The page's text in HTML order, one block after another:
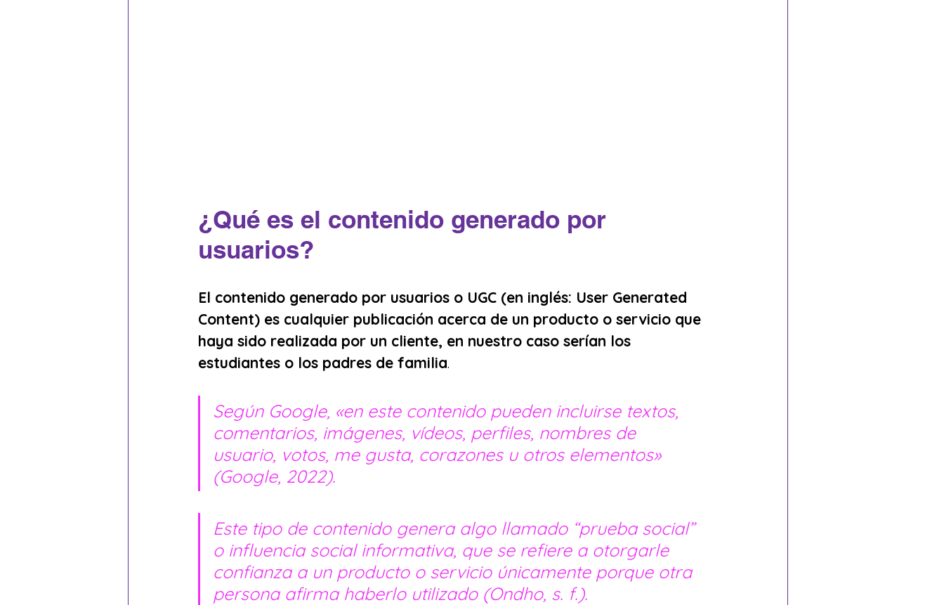
¿Qué es el contenido generado por
usuarios?
El contenido generado por usuarios o UGC (en inglés: User Generated
Content) es cualquier publicación acerca de un producto o servicio que
haya sido realizada por un cliente, en nuestro caso serían los
estudiantes o los padres de familia.
Según Google, «en este contenido pueden incluirse textos,
comentarios, imágenes, vídeos, perfiles, nombres de
usuario, votos, me gusta, corazones u otros elementos»
(Google, 2022).
Este tipo de contenido genera algo llamado “prueba social”
o influencia social informativa, que se refiere a otorgarle
confianza a un producto o servicio únicamente porque otra
persona afirma haberlo utilizado (Ondho, s. f.).